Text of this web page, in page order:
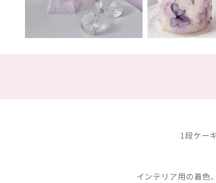
1段ケー
インテリア用の着色